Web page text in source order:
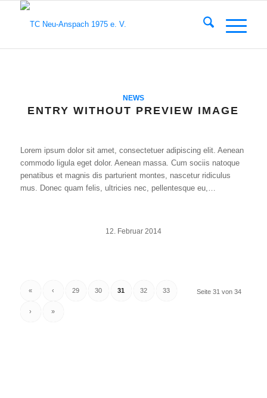
NEWS
ENTRY WITHOUT PREVIEW IMAGE
Lorem ipsum dolor sit amet, consectetuer adipiscing elit. Aenean
commodo ligula eget dolor. Aenean massa. Cum sociis natoque
penatibus et magnis dis parturient montes, nascetur ridiculus
mus. Donec quam felis, ultricies nec, pellentesque eu,…
12. Februar 2014
Seite 31 von 34
« ‹ 29 30 31 32 33
› »